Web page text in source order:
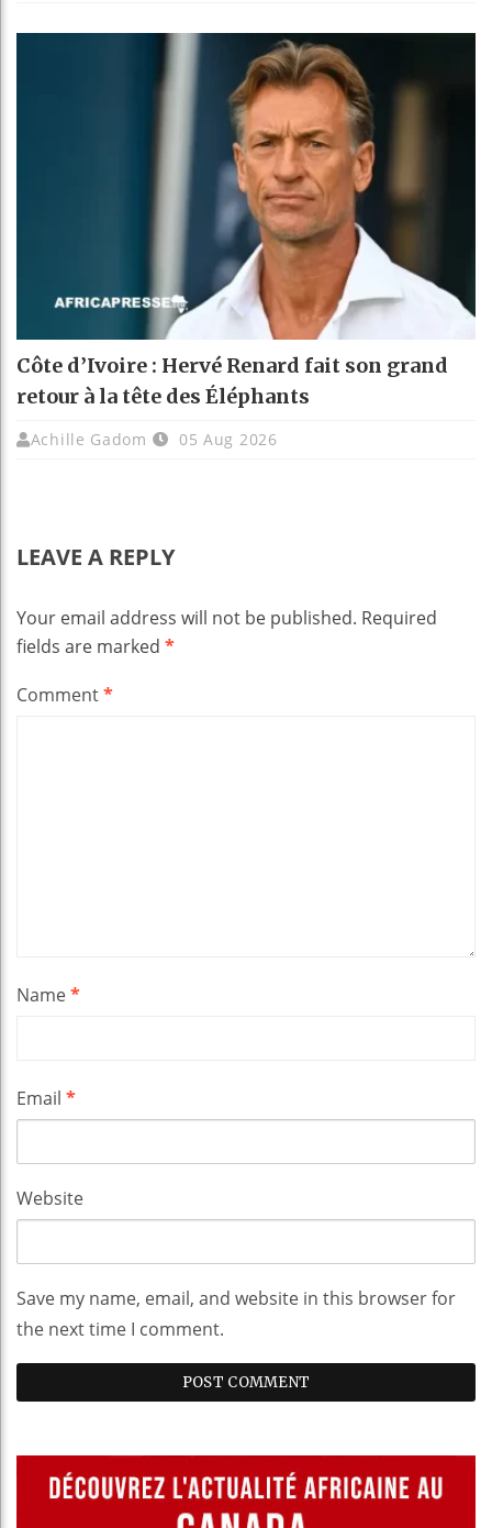
Côte d’Ivoire : Hervé Renard fait son grand
retour à la tête des Éléphants
Achille Gadom 05 Aug 2026
LEAVE A REPLY
Your email address will not be published. Required
fields are marked *
Comment*
Name*
Email *
Website
Save my name, email, and website in this browser for
the next time I comment.